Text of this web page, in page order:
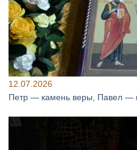
12.07.2026
Петр — камень веры, Павел —